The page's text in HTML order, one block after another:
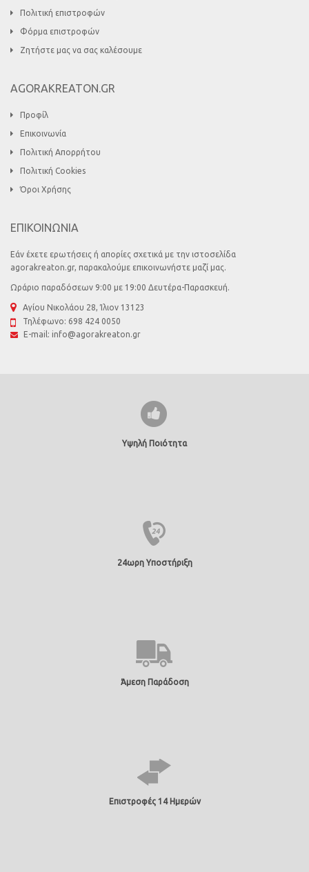
Πολιτική επιστροφών
Φόρμα επιστροφών
Ζητήστε μας να σας καλέσουμε
AGORAKREATON.GR
Προφίλ
Επικοινωνία
Πολιτική Απορρήτου
Πολιτική Cookies
Όροι Χρήσης
ΕΠΙΚΟΙΝΩΝΙΑ
Εάν έχετε ερωτήσεις ή απορίες σχετικά με την ιστοσελίδα
agorakreaton.gr, παρακαλούμε επικοινωνήστε μαζί μας.
Ωράριο παραδόσεων 9:00 με 19:00 Δευτέρα-Παρασκευή.
Αγίου Νικολάου 28, Ίλιον 13123
Τηλέφωνο: 698 424 0050
E-mail: info@agorakreaton.gr
Υψηλή Ποιότητα
24ωρη Υποστήριξη
Άμεση Παράδοση
Επιστροφές 14 Ημερών